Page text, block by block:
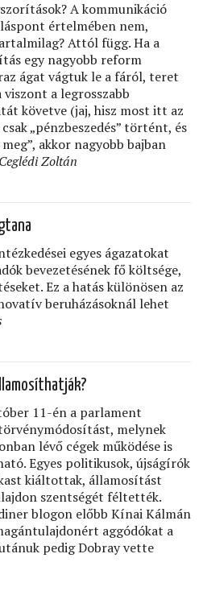
A kommunikáció
értelmében nem,
Attól függ. Ha a
egy nagyobb reform
ágat vágtuk le a fáról, teret
viszont a legrosszabb
követve (jaj, hisz most itt az
„pénzbeszedés” történt, és
akkor nagyobb bajban
Ceglédi Zoltán
egyes ágazatokat
bevezetésének fő költsége,
Ez a hatás különösen az
beruházásoknál lehet
11-én a parlament
melynek
lévő cégek működése is
Egyes politikusok, újságírók
kiáltottak, államosítást
szentségét féltették.
blogon előbb Kínai Kálmán
aggódókat a
pedig Dobray vette